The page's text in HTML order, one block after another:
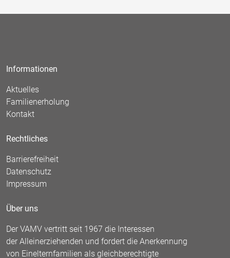
Informationen
Aktuelles
Familienerholung
Kontakt
Rechtliches
Barrierefreiheit
Datenschutz
Impressum
Über uns
Der VAMV vertritt seit 1967 die Interessen
der Alleinerziehenden und fordert die Anerkennung
von Einelternfamilien als gleichberechtigte